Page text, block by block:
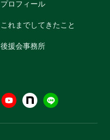
プロフィール
これまでしてきたこと
後援会事務所